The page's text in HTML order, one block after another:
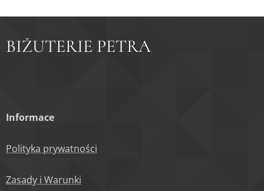
BIŽUTERIE PETRA
Informace
Polityka prywatności
Zasady i Warunki